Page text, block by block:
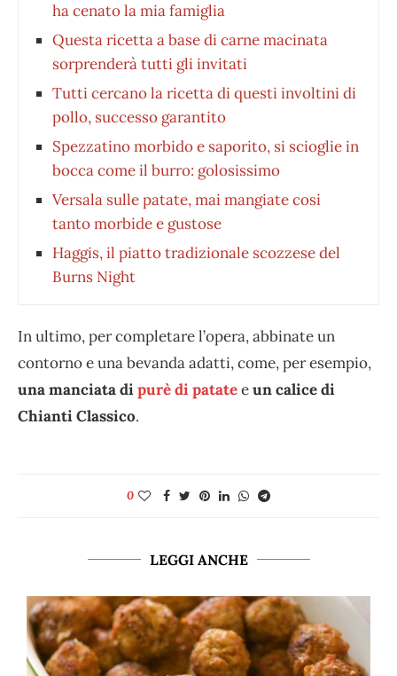
ha cenato la mia famiglia
Questa ricetta a base di carne macinata
sorprenderà tutti gli invitati
Tutti cercano la ricetta di questi involtini di
pollo, successo garantito
Spezzatino morbido e saporito, si scioglie in
bocca come il burro: golosissimo
Versala sulle patate, mai mangiate cosi
tanto morbide e gustose
Haggis, il piatto tradizionale scozzese del
Burns Night
In ultimo, per completare l’opera, abbinate un
contorno e una bevanda adatti, come, per esempio,
una manciata dipurè di patateeun calice di
Chianti Classico.
0
LEGGI ANCHE